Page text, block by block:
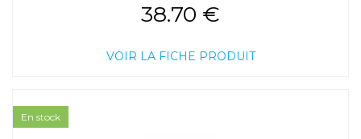
38.70 €
VOIR LA FICHE PRODUIT
En stock